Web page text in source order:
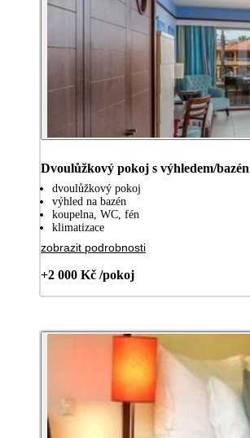
Dvoulůžkový pokoj s výhledem/bazén
dvoulůžkový pokoj
výhled na bazén
koupelna, WC, fén
klimatizace
zobrazit podrobnosti
+2 000 Kč /pokoj